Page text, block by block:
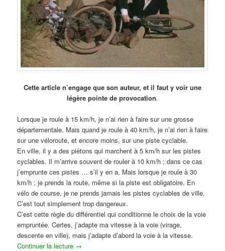
Cette article n’engage que son auteur, et il faut y voir une
légère pointe de provocation.
Lorsque je roule à 15 km/h, je n’ai rien à faire sur une grosse
départementale. Mais quand je roule à 40 km/h, je n’ai rien à faire
sur une véloroute, et encore moins, sur une piste cyclable.
En ville, il y a des piétons qui marchent à 5 km/h sur les pistes
cyclables. Il m’arrive souvent de rouler à 10 km/h ; dans ce cas
j’emprunte ces pistes … s’il y en a. Mais lorsque je roule à 30
km/h ; je prends la route, même si la piste est obligatoire. En
vélo de course, je ne prends jamais les pistes cyclables de ville.
C’est tout simplement trop dangereux.
C’est cette règle du différentiel qui conditionne le choix de la voie
empruntée. Certes, j’adapte ma vitesse à la voie (virage,
descente en ville), mais j’adapte d’abord la voie à la vitesse.
Continuer la lecture →